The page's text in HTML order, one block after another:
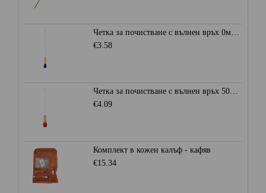
Четка за почистване с вълнен връх 0мм. - Синя
€3.58
Четка за почистване с вълнен връх 50мм. - Червена
€4.09
Комплект в кожен калъф - кафяв
€15.34